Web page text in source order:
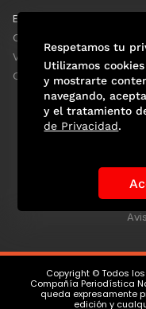
EL UNIVERSAL
Clase
ViveUSA
Confabulario
Historia de los
Las Figuras
Copyright © Todos los
Compañía Periodística
queda expresamente
edición y
Respetamos tu
Utilizamos
y mostrarte
navegando,
y el tratamiento
de Privacidad.